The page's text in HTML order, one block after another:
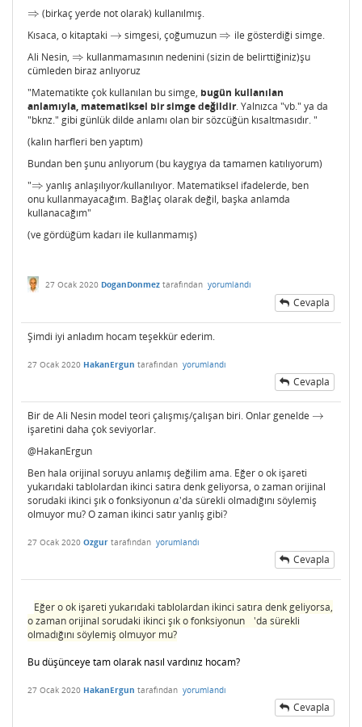
⇒
⇒ (birkaç yerde not olarak) kullanılmış.
Kısaca, o kitaptaki →
→ simgesi, çoğumuzun ⇒
⇒ ile gösterdiği simge.
Ali Nesin, ⇒
⇒ kullanmamasının nedenini (sizin de belirttiğiniz)şu
cümleden biraz anlıyoruz
"Matematikte çok kullanılan bu simge, bugün kullanılan
anlamıyla, matematiksel bir simge değildir. Yalnızca "vb." ya da
"bknz." gibi günlük dilde anlamı olan bir sözcüğün kısaltmasıdır. "
(kalın harfleri ben yaptım)
Bundan ben şunu anlıyorum (bu kaygıya da tamamen katılıyorum)
"⇒
⇒ yanlış anlaşılıyor/kullanılıyor. Matematiksel ifadelerde, ben
onu kullanmayacağım. Bağlaç olarak değil, başka anlamda
kullanacağım"
(ve gördüğüm kadarı ile kullanmamış)
27 Ocak 2020 DoganDonmez tarafından yorumlandı
Cevapla
Şimdi iyi anladım hocam teşekkür ederim.
27 Ocak 2020 HakanErgun tarafından yorumlandı
Cevapla
Bir de Ali Nesin model teori çalışmış/çalışan biri. Onlar genelde →
→
işaretini daha çok seviyorlar.
@HakanErgun
Ben hala orijinal soruyu anlamış değilim ama. Eğer o ok işareti
yukarıdaki tablolardan ikinci satıra denk geliyorsa, o zaman orijinal
sorudaki ikinci şık o fonksiyonun a
a'da sürekli olmadığını söylemiş
olmuyor mu? O zaman ikinci satır yanlış gibi?
27 Ocak 2020 Ozgur tarafından yorumlandı
Cevapla
x−a|<δ
Eğer o ok işareti yukarıdaki tablolardan ikinci satıra denk geliyorsa,
o zaman orijinal sorudaki ikinci şık o fonksiyonun
a
'da sürekli
olmadığını söylemiş olmuyor mu?
Bu düşünceye tam olarak nasıl vardınız hocam?
27 Ocak 2020 HakanErgun tarafından yorumlandı
Cevapla